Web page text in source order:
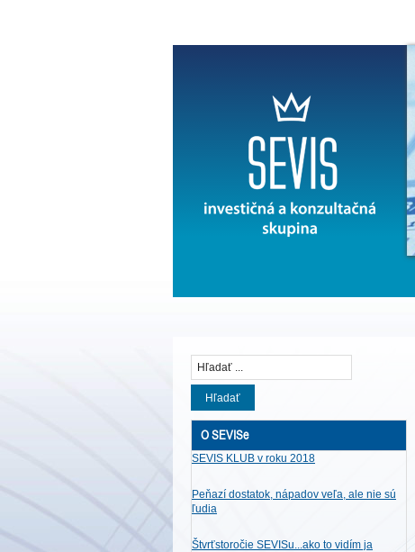
Hľadať
O SEVISe
SEVIS KLUB v roku 2018
Peňazí dostatok, nápadov veľa, ale nie sú
ľudia
Štvrťstoročie SEVISu...ako to vidím ja